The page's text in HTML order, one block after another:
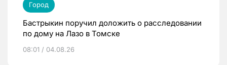
Город
Бастрыкин поручил доложить о расследовании
по дому на Лазо в Томске
08:01 / 04.08.26